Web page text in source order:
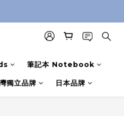
筆記本 Notebook
獨立品牌 日本品牌